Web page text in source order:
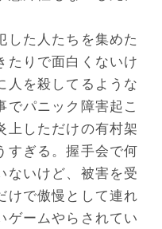
した人たちを集めた
たりで面白くないけ
人を殺してるような
でパニック障害起こ
上しただけの有村架
すぎる。握手会で何
ないけど、被害を受
けで傲慢として連れ
ゲームやらされてい